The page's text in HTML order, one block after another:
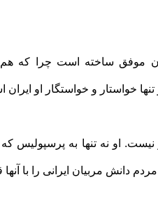
موفق ساخته است چرا که هم
خواستار و خواستگار او
نیست. او نه تنها به پرسپولیس
دانش مربیان ایرانی را با آنها